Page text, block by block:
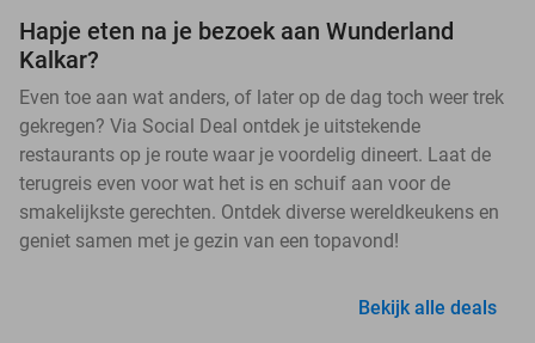
Hapje eten na je bezoek aan Wunderland
Kalkar?
Even toe aan wat anders, of later op de dag toch weer trek
gekregen? Via Social Deal ontdek je uitstekende
restaurants op je route waar je voordelig dineert. Laat de
terugreis even voor wat het is en schuif aan voor de
smakelijkste gerechten. Ontdek diverse wereldkeukens en
geniet samen met je gezin van een topavond!
Bekijk alle deals